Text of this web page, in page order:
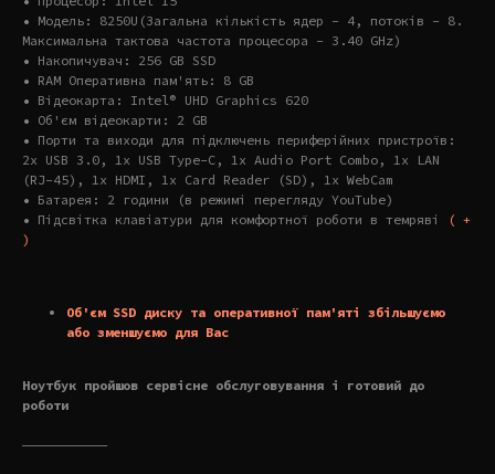
• Модель: 8250U(Загальна кількість ядер – 4, потоків – 8.
Максимальна тактова частота процесора – 3.40 GHz)
• Накопичувач: 256 GB SSD
• RAM Оперативна пам'ять: 8 GB
• Відеокарта: Intel® UHD Graphics 620
• Об'єм відеокарти: 2 GB
• Порти та виходи для підключень периферійних пристроїв:
2x USB 3.0, 1x USB Type-C, 1x Audio Port Combo, 1x LAN
(RJ-45), 1x HDMI, 1x Card Reader (SD), 1x WebCam
• Батарея: 2 години (в режимі перегляду YouTube)
• Підсвітка клавіатури для комфортної роботи в темряві
( +
)
Об'єм SSD диску та оперативної пам'яті збільшуємо
або зменшуємо для Вас
Ноутбук пройшов сервісне обслуговування і готовий до
роботи
———————————